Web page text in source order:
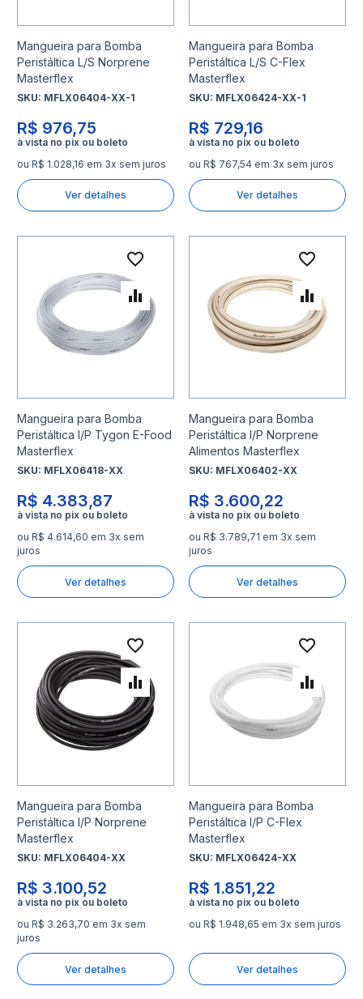
Mangueira para Bomba
Peristáltica L/S Norprene
Masterflex
SKU: MFLX06404-XX-1
R$ 976,75
ou R$ 1.028,16 em 3x sem juros
Ver detalhes
Mangueira para Bomba
Peristáltica L/S C-Flex
Masterflex
SKU: MFLX06424-XX-1
R$ 729,16
ou R$ 767,54 em 3x sem juros
Ver detalhes
Mangueira para Bomba
Peristáltica I/P Tygon E-Food
Masterflex
SKU: MFLX06418-XX
R$ 4.383,87
ou R$ 4.614,60 em 3x sem
juros
Ver detalhes
Adicionar à lista de
Adicionar para Comparar
Mangueira para Bomba
Peristáltica I/P Norprene
Alimentos Masterflex
SKU: MFLX06402-XX
R$ 3.600,22
ou R$ 3.789,71 em 3x sem
juros
Ver detalhes
Mangueira para Bomba
Peristáltica I/P Norprene
Masterflex
SKU: MFLX06404-XX
R$ 3.100,52
ou R$ 3.263,70 em 3x sem
juros
Ver detalhes
Adicionar à lista de
Adicionar para Comparar
Mangueira para Bomba
Peristáltica I/P C-Flex
Masterflex
SKU: MFLX06424-XX
R$ 1.851,22
ou R$ 1.948,65 em 3x sem juros
Ver detalhes